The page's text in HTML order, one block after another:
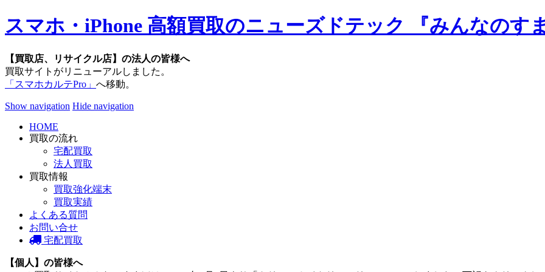
スマホ・iPhone 高額買取のニューズドテック 『みんなのす
【買取店、リサイクル店】の法人の皆様へ
買取サイトがリニューアルしました。
「スマホカルテPro」 へ移動。
Show navigation Hide navigation
HOME
買取の流れ
宅配買取
法人買取
買取情報
買取強化端末
買取実績
よくある質問
お問い合せ
宅配買取
【個人】の皆様へ